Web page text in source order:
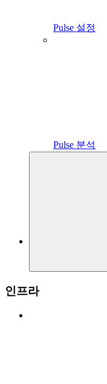
Pulse 설정
Pulse 분석
인프라